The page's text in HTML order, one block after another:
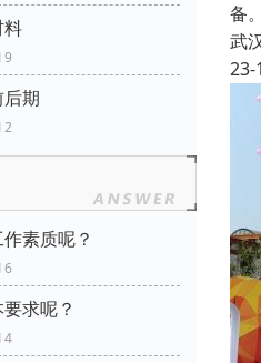
料
期
素质呢？
求呢？
备
武
23-